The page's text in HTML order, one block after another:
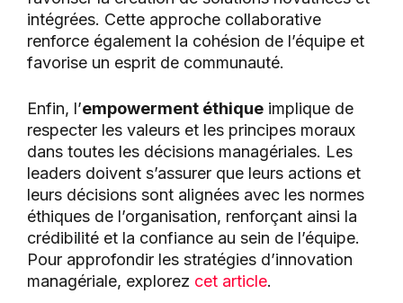
intégrées. Cette approche collaborative
renforce également la cohésion de l’équipe et
favorise un esprit de communauté.
Enfin, l’empowerment éthique implique de
respecter les valeurs et les principes moraux
dans toutes les décisions managériales. Les
leaders doivent s’assurer que leurs actions et
leurs décisions sont alignées avec les normes
éthiques de l’organisation, renforçant ainsi la
crédibilité et la confiance au sein de l’équipe.
Pour approfondir les stratégies d’innovation
managériale, explorez cet article.